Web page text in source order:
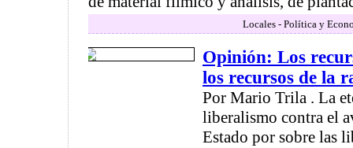
Locales - Política y
Opinión: Los
los recursos de la
Por Mario Trila . La
liberalismo contra el
Estado por sobre las